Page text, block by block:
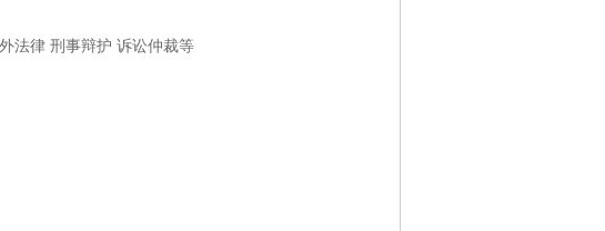
法律 刑事辩护 诉讼仲裁等